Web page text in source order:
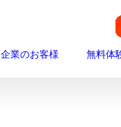
企業のお客様 無料体